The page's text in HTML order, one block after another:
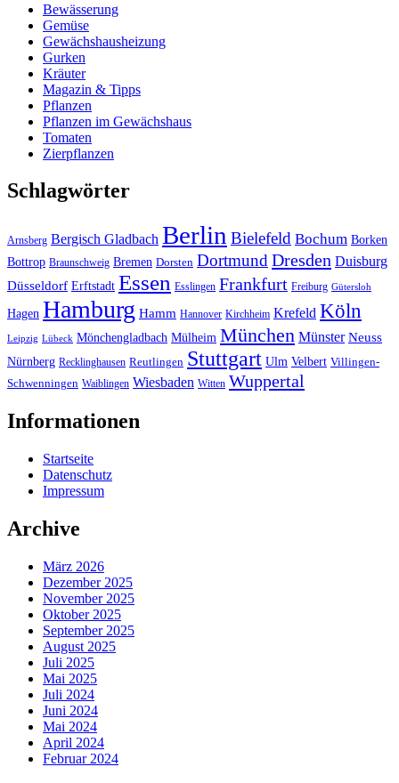
Bewässerung
Gemüse
Gewächshausheizung
Gurken
Kräuter
Magazin & Tipps
Pflanzen
Pflanzen im Gewächshaus
Tomaten
Zierpflanzen
Schlagwörter
Arnsberg Bergisch Gladbach Berlin Bielefeld Bochum Borken
Bottrop Braunschweig Bremen Dorsten DortmundDresden Duisburg
Düsseldorf Erftstadt Essen Esslingen Frankfurt Freiburg Gütersloh
Hagen Hamburg Hamm Hannover Kirchheim Krefeld Köln
Leipzig Lübeck Mönchengladbach Mülheim München Münster Neuss
Nürnberg Recklinghausen Reutlingen Stuttgart Ulm Velbert Villingen-
Schwenningen Waiblingen Wiesbaden Witten Wuppertal
Informationen
Startseite
Datenschutz
Impressum
Archive
März 2026
Dezember 2025
November 2025
Oktober 2025
September 2025
August 2025
Juli 2025
Mai 2025
Juli 2024
Juni 2024
Mai 2024
April 2024
Februar 2024